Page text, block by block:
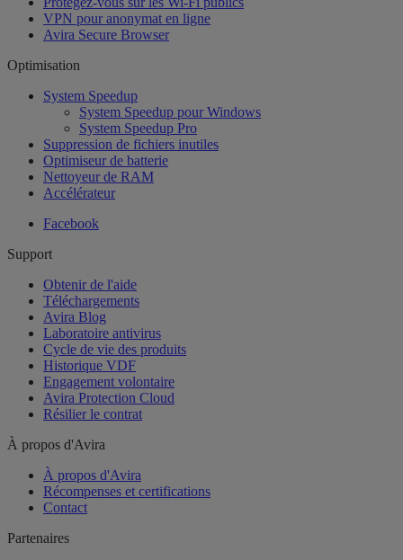
VPN pour anonymat en ligne
Avira Secure Browser
Optimisation
System Speedup
System Speedup pour Windows
System Speedup Pro
Suppression de fichiers inutiles
Optimiseur de batterie
Nettoyeur de RAM
Accélérateur
Facebook
Support
Obtenir de l'aide
Téléchargements
Avira Blog
Laboratoire antivirus
Cycle de vie des produits
Historique VDF
Engagement volontaire
Avira Protection Cloud
Résilier le contrat
À propos d'Avira
À propos d'Avira
Récompenses et certifications
Contact
Partenaires